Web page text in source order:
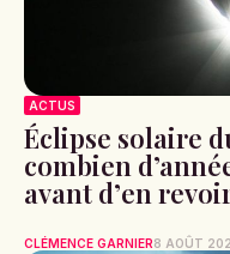
ACTUS
Éclipse solaire
combien
avant d’en
CLÉMENCE GARNIER8 AOÛT